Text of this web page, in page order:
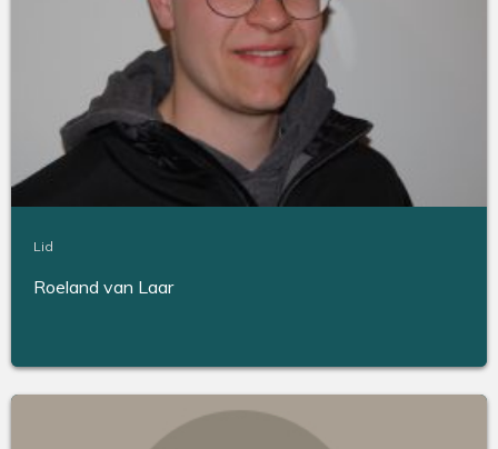
Lid
Roeland van Laar